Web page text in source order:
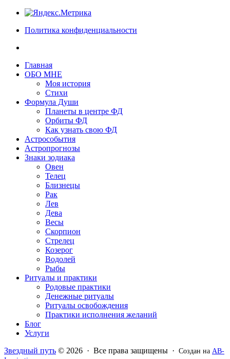
Политика конфиденциальности
Главная
ОБО МНЕ
Моя история
Стихи
Формула Души
Планеты в центре ФД
Орбиты ФД
Как узнать свою ФД
Астрособытия
Астропрогнозы
Знаки зодиака
Овен
Телец
Близнецы
Рак
Лев
Дева
Весы
Скорпион
Стрелец
Козерог
Водолей
Рыбы
Ритуалы и практики
Родовые практики
Денежные ритуалы
Ритуалы освобождения
Практики исполнения желаний
Блог
Услуги
Звездный путь © 2026 · Все права защищены · Создан на AB-